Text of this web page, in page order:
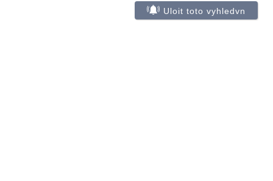
Uloit toto vyhledvn